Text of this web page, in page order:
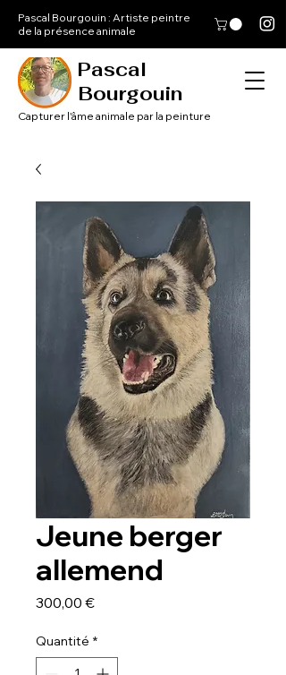
Pascal
Bourgouin
Capturer l'âme animale par la peinture
Pascal Bourgouin : Artiste peintre
de la présence animale
Jeune berger
allemend
300,00 €Prix
Quantité *